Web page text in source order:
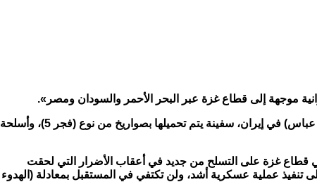
موجهة إلى قطاع غزة عبر البحر الأحمر والسودان ومصر».
وأضاف المصدر أن «أقمار التجسس الإسرائيلية رصدت الأسبوع الماضي في ميناء (بندر عباس) في إيران، سفينة يتم تحميلها بصواريخ من نوع (فجر 5)، وأسلحة
قطاع غزة على التسلح من جديد في أعقاب الأضرار التي لحقت
عملية عسكرية أشد، ولن تكتفي في المستقبل بمعادلة (الهدوء